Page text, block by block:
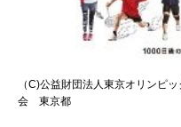
（C)公益財団法人東京オリンピ
会 東京都